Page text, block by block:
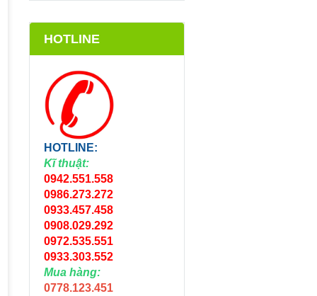
HOTLINE
HOTLINE:
Kĩ thuật:
0942.551.558
0986.273.272
0933.457.458
0908.029.292
0972.535.551
0933.303.552
Mua hàng:
0778.123.451